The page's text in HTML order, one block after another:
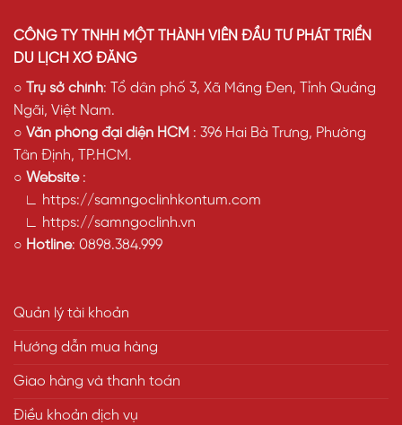
CÔNG TY TNHH MỘT THÀNH VIÊN ĐẦU TƯ PHÁT TRIỂN
DU LỊCH XƠ ĐĂNG
○
Trụ sở chính: Tổ dân phố 3, Xã Măng Đen, Tỉnh Quảng
Ngãi, Việt Nam.
○ Văn phòng đại diện HCM : 396 Hai Bà Trưng, Phường
Tân Định, TP.HCM.
○ Website:
∟ https://samngoclinhkontum.com
∟ https://samngoclinh.vn
○ Hotline: 0898.384.999
Quản lý tài khoản
Hướng dẫn mua hàng
Giao hàng và thanh toán
Điều khoản dịch vụ